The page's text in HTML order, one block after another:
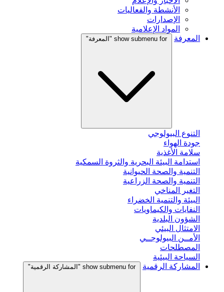
الأنشطة والفعاليات
الإصدارات
المواد الإعلامية
المعرفة
show submenu for "المعرفة"
التنوع البيولوجي
جودة الهواء
سلامة الأغذية
استدامة البيئة البحرية والثروة السمكية
التنمية والصحة الحيوانية
التنمية والصحة الزراعية
التغير المناخي
البيئة والتنمية الخضراء
النفايات والكيماويات
الشؤون البلدية
الامتثال البيئي
الأمــن البيولوجــي
المصطلحات
السياحة البيئية
المشاركة الرقمية
show submenu for "المشاركة الرقمية"